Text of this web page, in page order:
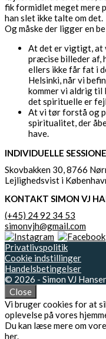
fik formidlet meget mere
han slet ikke talte om det.
Og måske der ligger en
At det er vigtigt, at
præcise billeder af,
ellers ikke får fat i
Helsinki, når vi
kommer vi aldrig
det spirituelle er
At vi tør forstå og
spiritualitet, der
have.
INDIVIDUELLE
Skovbakken 30, 8766
Lejlighedsvist i
KONTAKT SIMON VJ
(+45) 24 92 34 53
simonvjh@gmail.com
Privatlivspolitik
Cookie indstillinger
Handelsbetingelser
© 2026 - Simon VJ
Close
Vi bruger cookies for at
oplevelse på vores
Du kan læse mere om
her.